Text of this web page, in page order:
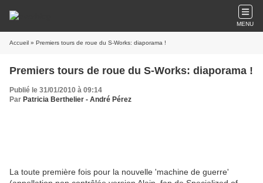
MENU
Accueil » Premiers tours de roue du S-Works: diaporama !
Premiers tours de roue du S-Works: diaporama !
Publié le 31/01/2010 à 09:14
Par Patricia Berthelier - André Pérez
La toute première fois pour la nouvelle 'machine de guerre'